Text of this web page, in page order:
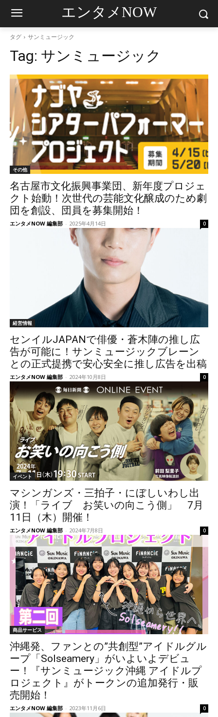
エンタメNOW
タグ サンミュージック
Tag: サンミュージック
その他
名古屋市文化振興事業団、新年度プロジェ
クト始動！次世代の芸能文化醸成のため劇
団を創設、団員を募集開始！
エンタメNOW 編集部 - 2025年4月14日 0
経営情報
センイルJAPANで俳優・蒼木陣の推し広
告が可能に！サンミュージックブレーン
との正式提携で安心安全に推し広告を出稿
エンタメNOW 編集部 - 2024年10月8日 0
イベント
マシンガンズ・三拍子・にぼしいわし出
演！「ライブ お笑いの向こう側」 7月
11日（木）開催！
エンタメNOW 編集部 - 2024年7月8日 0
商品サービス
沖縄発、ファンとの”共創型”アイドルグル
ープ「Solseamery」がいよいよデビュ
ー！『サンミュージック沖縄 アイドルプ
ロジェクト』がトークンの追加発行・販
売開始！
エンタメNOW 編集部 - 2023年11月6日 0